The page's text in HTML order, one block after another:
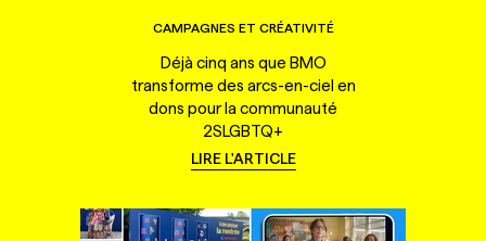
CAMPAGNES ET CRÉATIVITÉ
Déjà cinq ans que BMO
transforme des arcs-en-ciel en
dons pour la communauté
2SLGBTQ+
LIRE L'ARTICLE